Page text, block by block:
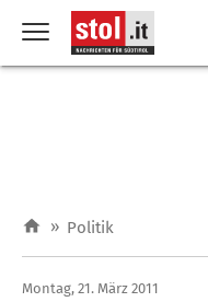
» Politik
Montag, 21. März 2011